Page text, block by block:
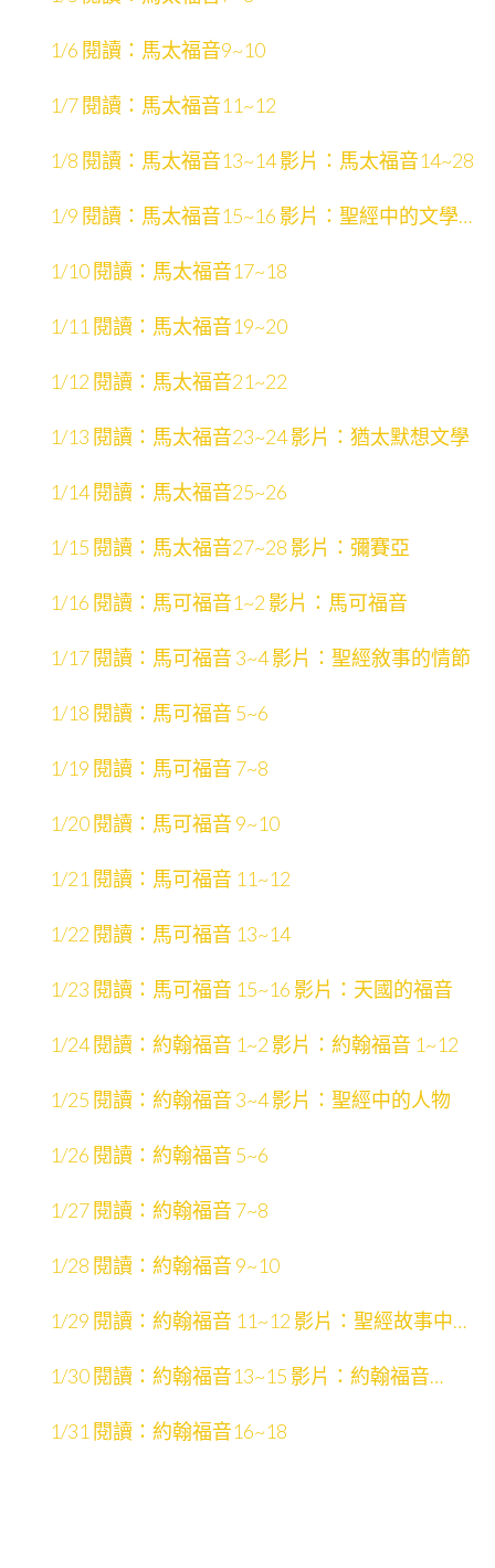
1/6 閱讀：馬太福音9~10
1/7 閱讀：馬太福音11~12
1/8 閱讀：馬太福音13~14 影片：馬太福音14~28
1/9 閱讀：馬太福音15~16 影片：聖經中的文學形
1/10 閱讀：馬太福音17~18
1/11 閱讀：馬太福音19~20
1/12 閱讀：馬太福音21~22
1/13 閱讀：馬太福音23~24 影片：猶太默想文學
1/14 閱讀：馬太福音25~26
1/15 閱讀：馬太福音27~28 影片：彌賽亞
1/16 閱讀：馬可福音1~2 影片：馬可福音
1/17 閱讀：馬可福音 3~4 影片：聖經敘事的情節
1/18 閱讀：馬可福音 5~6
1/19 閱讀：馬可福音 7~8
1/20 閱讀：馬可福音 9~10
1/21 閱讀：馬可福音 11~12
1/22 閱讀：馬可福音 13~14
1/23 閱讀：馬可福音 15~16 影片：天國的福音
1/24 閱讀：約翰福音 1~2 影片：約翰福音 1~12
1/25 閱讀：約翰福音 3~4 影片：聖經中的人物
1/26 閱讀：約翰福音 5~6
1/27 閱讀：約翰福音 7~8
1/28 閱讀：約翰福音 9~10
1/29 閱讀：約翰福音 11~12 影片：聖經故事中的
1/30 閱讀：約翰福音13~15 影片：約翰福音
1/31 閱讀：約翰福音16~18